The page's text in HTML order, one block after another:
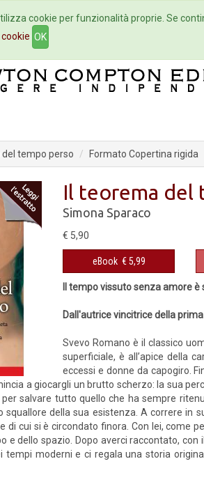
Autori Eventi
del tempo perso Formato Copertina rigida
Il teorema del
Simona Sparaco
€ 5,90
eBook € 5,99
Il tempo vissuto senza amore
Dall'autrice vincitrice della
Svevo Romano è il classico
superficiale, è all’apice della
eccessi e donne da capogiro.
a giocargli un brutto scherzo: la sua
salvare tutto quello che ha sempre
squallore della sua esistenza. A correre in
di cui si è circondato finora. Con lei, come
e dello spazio. Dopo averci raccontato, con
tempi moderni e ci regala una storia
cookie per funzionalità proprie. Se
OK